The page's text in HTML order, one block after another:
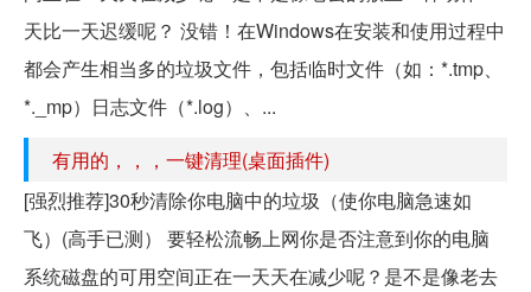
天比一天迟缓呢？ 没错！在Windows在安装和使用过程中
都会产生相当多的垃圾文件，包括临时文件（如：*.tmp、
*._mp）日志文件（*.log）、...
有用的，，，一键清理(桌面插件)
[强烈推荐]30秒清除你电脑中的垃圾（使你电脑急速如
飞）(高手已测） 要轻松流畅上网你是否注意到你的电脑
系统磁盘的可用空间正在一天天在减少呢？是不是像老去